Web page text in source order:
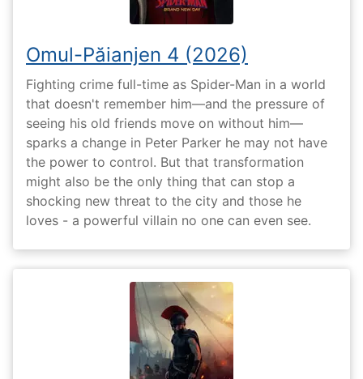
Omul-Păianjen 4 (2026)
Fighting crime full-time as Spider-Man in a world
that doesn't remember him—and the pressure of
seeing his old friends move on without him—
sparks a change in Peter Parker he may not have
the power to control. But that transformation
might also be the only thing that can stop a
shocking new threat to the city and those he
loves - a powerful villain no one can even see.